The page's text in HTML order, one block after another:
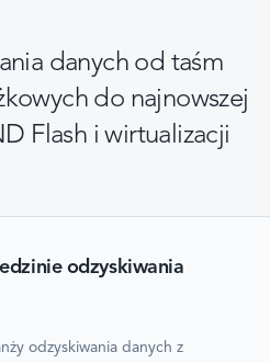
danych od taśm
do najnowszej
Flash i wirtualizacji
odzyskiwania
odzyskiwania danych z